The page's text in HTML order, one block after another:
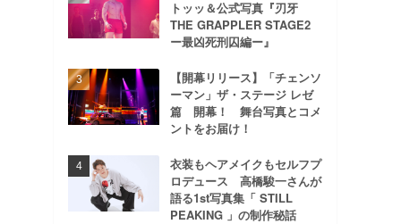
トッッ＆公式写真『刃牙
THE GRAPPLER STAGE2
ー最凶死刑囚編ー』
【開幕リリース】「チェンソ
ーマン」ザ・ステージ レゼ
篇 開幕！ 舞台写真とコメ
ントをお届け！
衣装もヘアメイクもセルフプ
ロデュース 高橋駿一さんが
語る1st写真集「 STILL
PEAKING 」の制作秘話